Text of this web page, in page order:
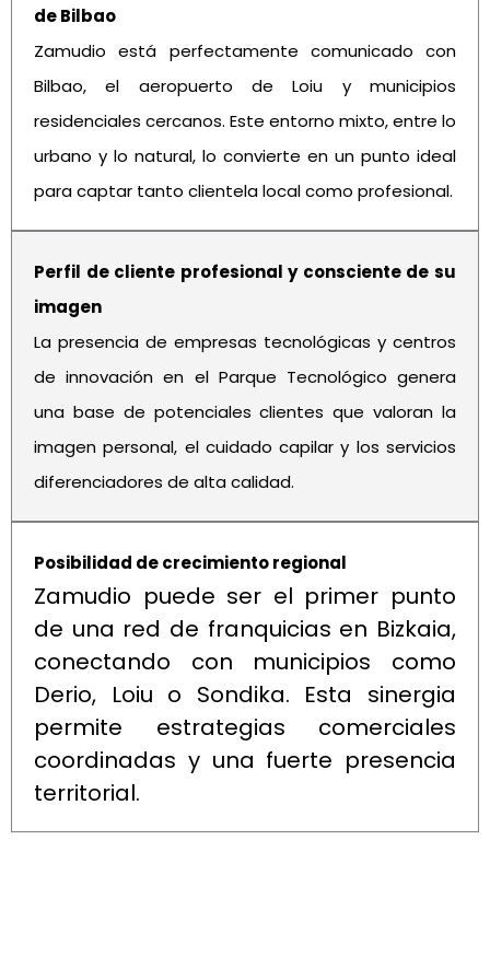
de Bilbao
Zamudio está perfectamente comunicado con
Bilbao, el aeropuerto de Loiu y municipios
residenciales cercanos. Este entorno mixto, entre lo
urbano y lo natural, lo convierte en un punto ideal
para captar tanto clientela local como profesional.
Perfil de cliente profesional y consciente de su
imagen
La presencia de empresas tecnológicas y centros
de innovación en el Parque Tecnológico genera
una base de potenciales clientes que valoran la
imagen personal, el cuidado capilar y los servicios
diferenciadores de alta calidad.
Posibilidad de crecimiento regional
Zamudio puede ser el primer punto
de una red de franquicias en Bizkaia,
conectando con municipios como
Derio, Loiu o Sondika. Esta sinergia
permite estrategias comerciales
coordinadas y una fuerte presencia
territorial.